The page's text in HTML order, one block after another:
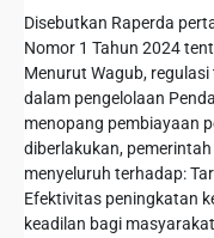
Disebutkan Raperda
Nomor 1 Tahun 2024
Menurut Wagub,
dalam pengelolaan
menopang pembiayaan
diberlakukan,
menyeluruh terhadap:
Efektivitas peningkatan
keadilan bagi